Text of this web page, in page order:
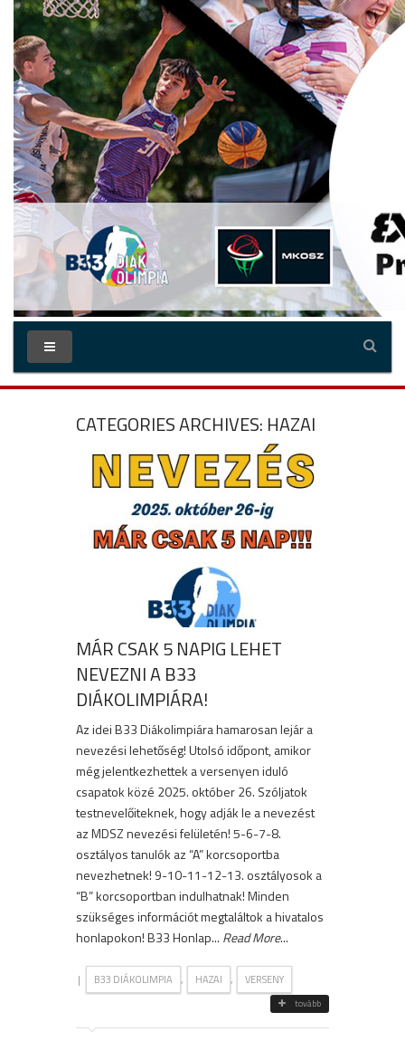
CATEGORIES ARCHIVES: HAZAI
MÁR CSAK 5 NAPIG LEHET
NEVEZNI A B33
DIÁKOLIMPIÁRA!
Az idei B33 Diákolimpiára hamarosan lejár a
nevezési lehetőség! Utolsó időpont, amikor
még jelentkezhettek a versenyen iduló
csapatok közé 2025. október 26. Szóljatok
testnevelőiteknek, hogy adják le a nevezést
az MDSZ nevezési felületén! 5-6-7-8.
osztályos tanulók az “A” korcsoportba
nevezhetnek! 9-10-11-12-13. osztályosok a
“B” korcsoportban indulhatnak! Minden
szükséges információt megtaláltok a hivatalos
honlapokon! B33 Honlap... Read More...
| B33 DIÁKOLIMPIA , HAZAI , VERSENY
tovább